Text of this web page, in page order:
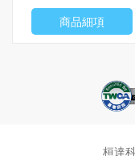
商品細項
桓達